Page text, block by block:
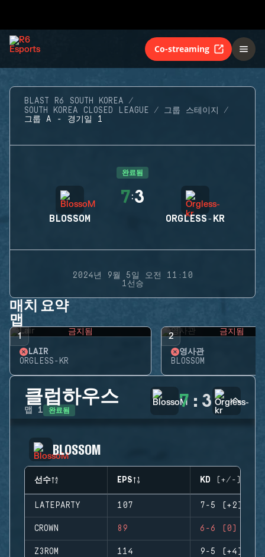
Co-streaming
BLAST R6 SOUTH KOREA
SOUTH KOREA CLOSED LEAGUE
그룹 스테이지
그룹 A - 경기일 1
완료됨
BLOSSOM
7:3
ORGLESS-KR
2024년 9월 5일 오전 11:10
1선승
매치 요약
맵
1 금지됨
LAIR
ORGLESS-KR
2 금지됨
영사관
BLOSSOM
클럽하우스
맵 1 완료됨 7 : 3
BLOSSOM
선수 EPS KD (+/-)
LATEPARTY 107 7-5 (+2)
CROWN 89 6-6 (0)
Z3ROM 114 9-5 (+4)